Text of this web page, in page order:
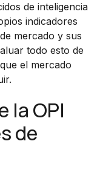
de inteligencia
indicadores
mercado y sus
todo esto de
el mercado
la OPI
de